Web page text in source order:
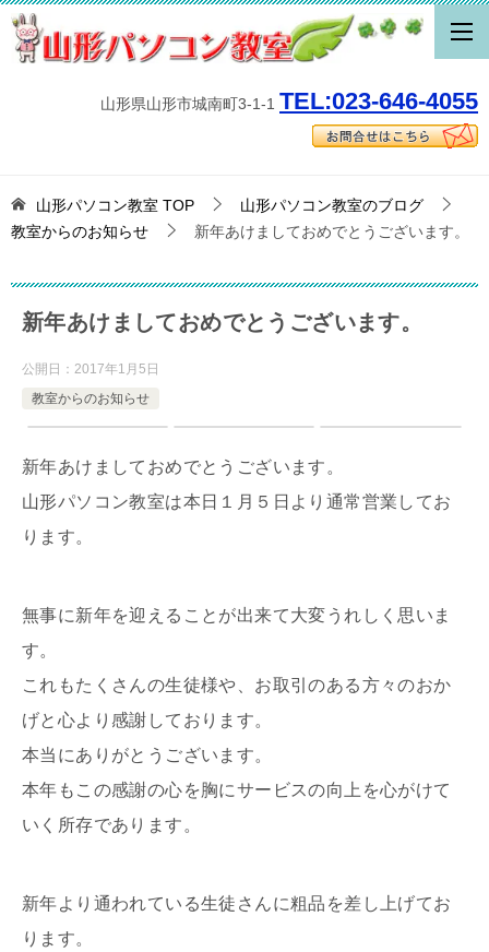
山形県山形市城南町3-1-1 TEL:023-646-4055
山形パソコン教室 TOP
山形パソコン教室のブログ
教室からのお知らせ
新年あけましておめでとうございます。
新年あけましておめでとうございます。
公開日： 2017年1月5日
教室からのお知らせ
新年あけましておめでとうございます。
山形パソコン教室は本日１月５日より通常営業してお
ります。
無事に新年を迎えることが出来て大変うれしく思いま
す。
これもたくさんの生徒様や、お取引のある方々のおか
げと心より感謝しております。
本当にありがとうございます。
本年もこの感謝の心を胸にサービスの向上を心がけて
いく所存であります。
新年より通われている生徒さんに粗品を差し上げてお
ります。